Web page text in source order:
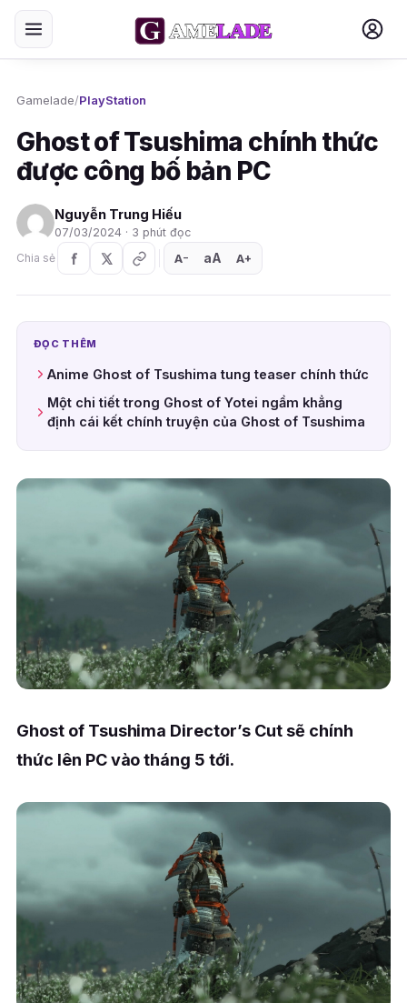
Gamelade/PlayStation
Ghost of Tsushima chính thức
được công bố bản PC
Nguyễn Trung Hiếu
07/03/2024 · 3 phút đọc
Chia sẻ
A− aA A+
ĐỌC THÊM
Anime Ghost of Tsushima tung teaser chính thức
Một chi tiết trong Ghost of Yotei ngầm khẳng
định cái kết chính truyện của Ghost of Tsushima
Ghost of Tsushima Director’s Cut sẽ chính
thức lên PC vào tháng 5 tới.